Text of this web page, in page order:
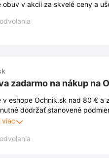
obuv v akcii za skvelé ceny a
zadarmo na nákup na
v eshope Ochnik.sk nad 80 € a
dodržať stanovené
obchodu a môžu sa meniť.
viac